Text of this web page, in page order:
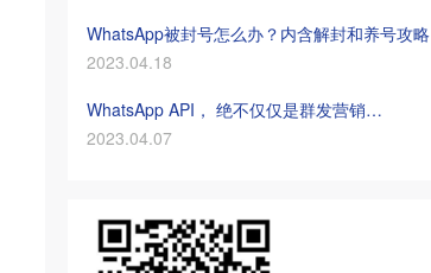
WhatsApp被封号怎么办？内含解封和养号攻略
2023.04.18
WhatsApp API， 绝不仅仅是群发营销…
2023.04.07